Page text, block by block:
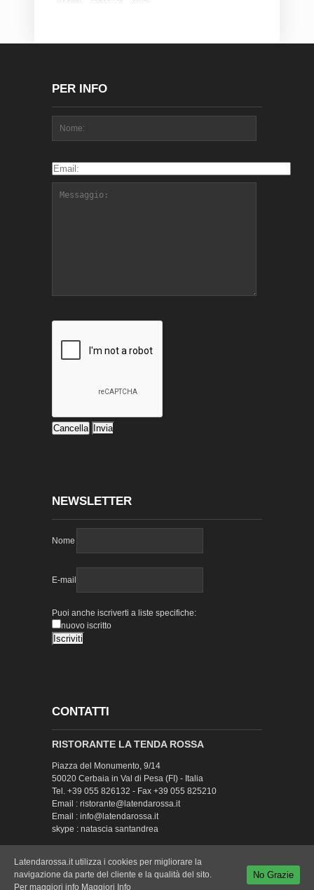
PER INFO
NEWSLETTER
Nome
E-mail
Puoi anche iscriverti a liste specifiche:
nuovo iscritto
CONTATTI
RISTORANTE LA TENDA ROSSA
Piazza del Monumento, 9/14
50020 Cerbaia in Val di Pesa (FI) - Italia
Tel. +39 055 826132 - Fax +39 055 825210
Email : ristorante@latendarossa.it
Email : info@latendarossa.it
skype : natascia santandrea
Latendarossa.it utilizza i cookies per migliorare la
navigazione da parte del cliente e la qualità del sito.
Per maggiori info Maggiori Info
No Grazie